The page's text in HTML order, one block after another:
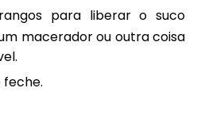
para liberar o suco
macerador ou outra coisa
feche.